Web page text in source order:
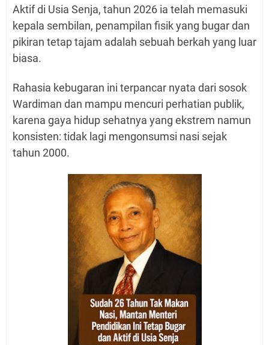
Aktif di Usia Senja, tahun 2026 ia telah memasuki
kepala sembilan, penampilan fisik yang bugar dan
pikiran tetap tajam adalah sebuah berkah yang luar
biasa.
Rahasia kebugaran ini terpancar nyata dari sosok
Wardiman dan mampu mencuri perhatian publik,
karena gaya hidup sehatnya yang ekstrem namun
konsisten: tidak lagi mengonsumsi nasi sejak
tahun 2000.